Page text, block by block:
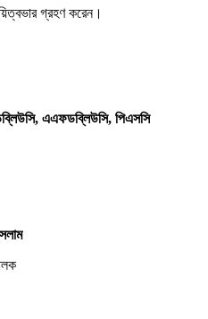
গ্রহণ করেন।
এএফডব্লিউসি, পিএসসি